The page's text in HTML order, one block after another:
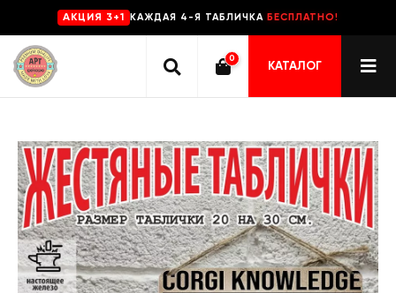
AKЦИЯ 3+1 КАЖДАЯ 4-Я ТАБЛИЧКА БЕСПЛАТНО!
0
КАТАЛОГ